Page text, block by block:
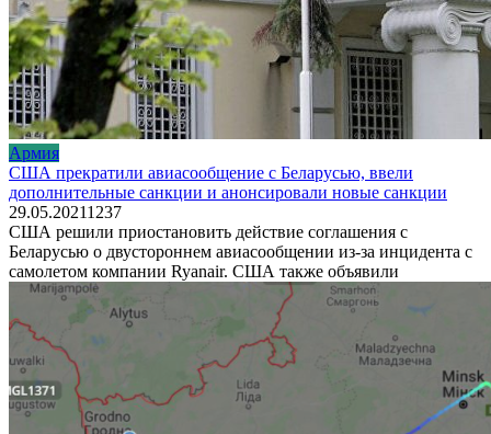
Армия
США прекратили авиасообщение с Беларусью, ввели
дополнительные санкции и анонсировали новые санкции
29.05.20211 237
США решили приостановить действие соглашения с
Беларусью о двустороннем авиасообщении из-за инцидента с
самолетом компании Ryanair. США также объявили